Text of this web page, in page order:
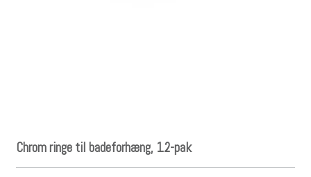
Chrom ringe til badeforhæng, 12-pak